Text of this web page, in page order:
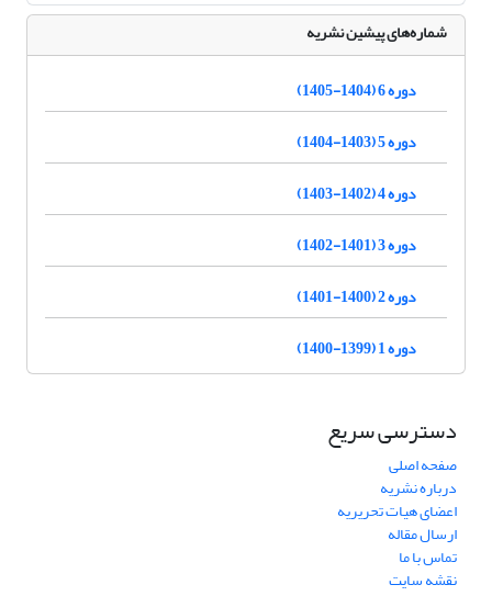
شماره‌های پیشین نشریه
دوره 6 (1404-1405)
دوره 5 (1403-1404)
دوره 4 (1402-1403)
دوره 3 (1401-1402)
دوره 2 (1400-1401)
دوره 1 (1399-1400)
دسترسی سریع
صفحه اصلی
درباره نشریه
اعضای هیات تحریریه
ارسال مقاله
تماس با ما
نقشه سایت